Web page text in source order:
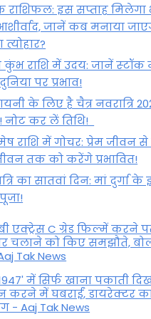
राशिफल: इस सप्ताह
जानें कब मनाया
राशि में उदय: जानें स्‍टॉक
पर प्रभाव!
के लिए है चैत्र नवरात्रि
नोट कर लें तिथि!
राशि में गोचर: प्रेम जीवन
तक को करेंगे प्रभावित!
का सातवां दिन: मां दुर्गा
एक्ट्रेस C ग्रेड फिल्में करने
चलाने को किए समझौते,
Tak News
में सिर्फ खाना पकाती
करने में घबराईं, डायरेक्टर
- Aaj Tak News